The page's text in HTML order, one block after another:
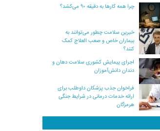
چرا همه کارها به دقیقه ۹۰ می‌کشد؟
خیرین سلامت چطور می‌توانند به
بیماران خاص و صعب العلاج کمک
کنند؟
اجرای پیمایش کشوری سلامت دهان و
دندان دانش‌آموزان
فراخوان جذب پزشکان داوطلب برای
ارائه خدمات درمانی در شرایط جنگی
هرمزگان